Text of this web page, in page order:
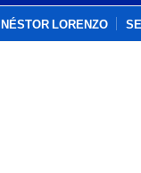
NÉSTOR LORENZO